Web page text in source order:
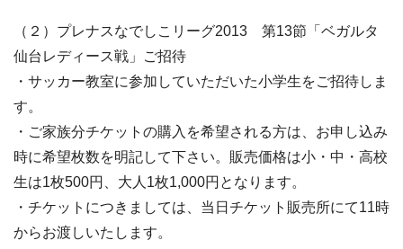
（２）プレナスなでしこリーグ2013 第13節「ベガルタ
仙台レディース戦」ご招待
・サッカー教室に参加していただいた小学生をご招待しま
す。
・ご家族分チケットの購入を希望される方は、お申し込み
時に希望枚数を明記して下さい。販売価格は小・中・高校
生は1枚500円、大人1枚1,000円となります。
・チケットにつきましては、当日チケット販売所にて11時
からお渡しいたします。